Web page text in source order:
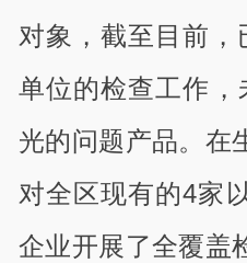
对象，截至目前，
单位的检查工作，
光的问题产品。在
对全区现有的4家
企业开展了全覆盖